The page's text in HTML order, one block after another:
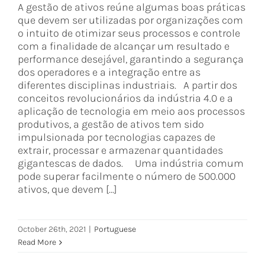
A gestão de ativos reúne algumas boas práticas
que devem ser utilizadas por organizações com
o intuito de otimizar seus processos e controle
com a finalidade de alcançar um resultado e
performance desejável, garantindo a segurança
dos operadores e a integração entre as
diferentes disciplinas industriais. A partir dos
conceitos revolucionários da indústria 4.0 e a
aplicação de tecnologia em meio aos processos
produtivos, a gestão de ativos tem sido
impulsionada por tecnologias capazes de
extrair, processar e armazenar quantidades
gigantescas de dados. Uma indústria comum
pode superar facilmente o número de 500.000
ativos, que devem [...]
October 26th, 2021 | Portuguese
Read More